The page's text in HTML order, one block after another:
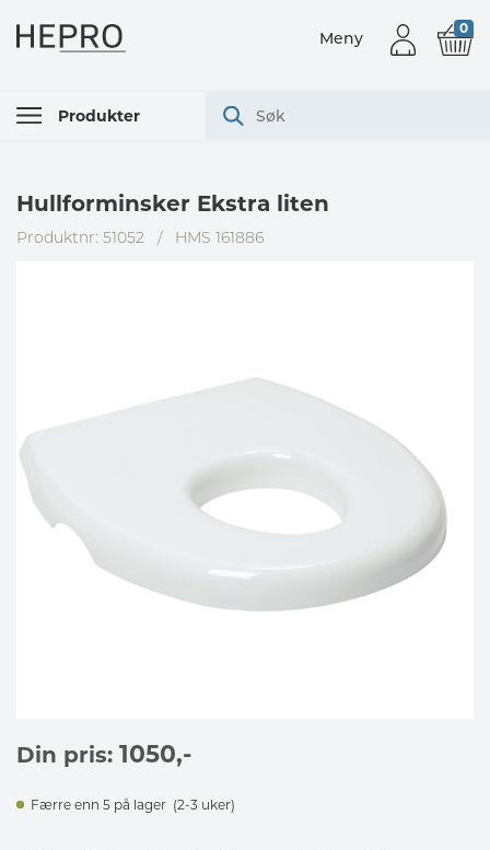
Produkter
Meny
0
Hullforminsker Ekstra liten
Produktnr: 51052 / HMS 161886
Din pris: 1050,-
Færre enn 5 på lager (2-3 uker)